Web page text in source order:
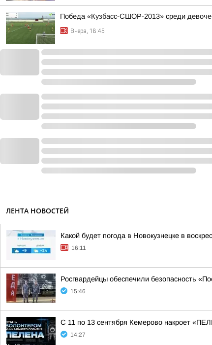
Победа «Кузбасс-СШОР-2013» среди
Вчера, 18:45
ЛЕНТА НОВОСТЕЙ
Какой будет погода в Новокузнецке в
16:11
Росгвардейцы обеспечили безопасность
15:46
С 11 по 13 сентября Кемерово накроет
14:27